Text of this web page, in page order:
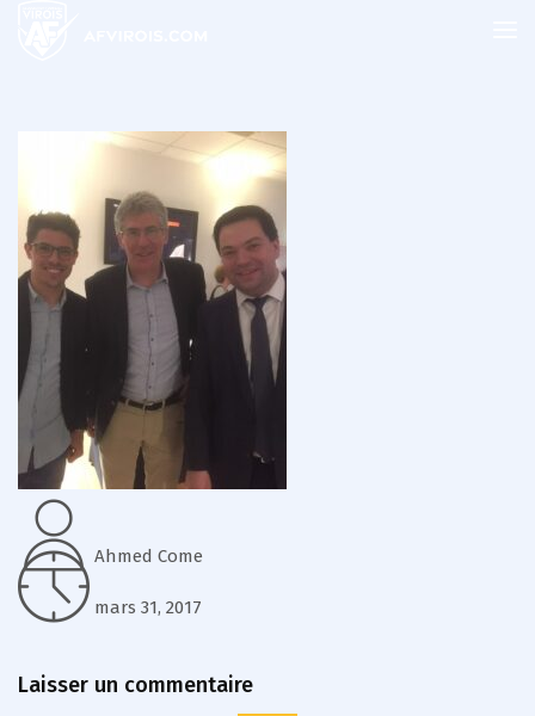
Ahmed Come
mars 31, 2017
Laisser un commentaire